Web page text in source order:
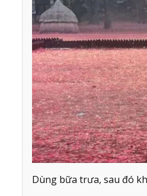
Dùng bữa trưa, sau đó